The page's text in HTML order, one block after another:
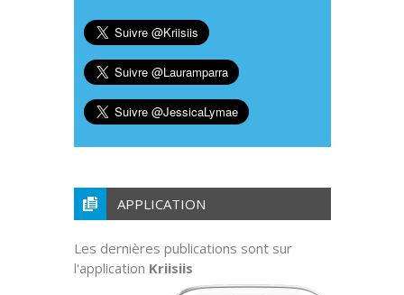
APPLICATION
Les dernières publications sont sur
l'application Kriisiis